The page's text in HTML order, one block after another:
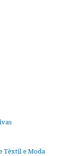
Têxtil e Moda